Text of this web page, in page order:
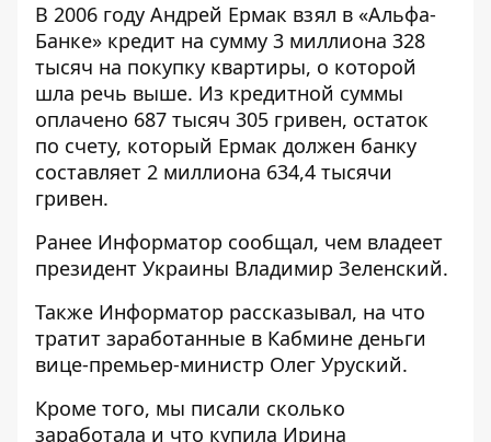
В 2006 году Андрей Ермак взял в «Альфа-
Банке» кредит на сумму 3 миллиона 328
тысяч на покупку квартиры, о которой
шла речь выше. Из кредитной суммы
оплачено 687 тысяч 305 гривен, остаток
по счету, который Ермак должен банку
составляет 2 миллиона 634,4 тысячи
гривен.
Ранее Информатор сообщал, чем владеет
президент Украины Владимир Зеленский.
Также Информатор рассказывал, на что
тратит заработанные в Кабмине деньги
вице-премьер-министр Олег Уруский.
Кроме того, мы писали сколько
заработала и что купила Ирина